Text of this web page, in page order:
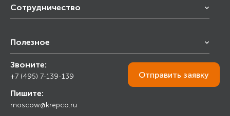
Сотрудничество
Снабжение строительства
Торговым организациям
Полезное
Калькулятор
Прайс лист
Ответы на вопросы
Блог
Звоните:
+7 (495) 7-139-139
Пишите:
moscow@krepco.ru
Отправить заявку